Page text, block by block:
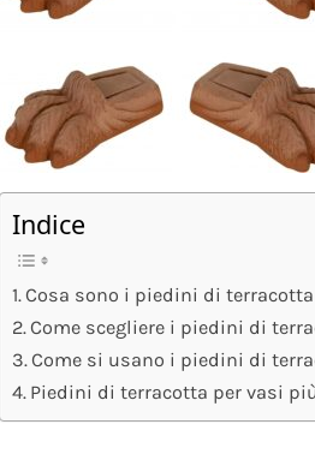
Indice
Cosa sono i piedini di
Come scegliere i piedini di
Come si usano i piedini di
Piedini di terracotta per vasi